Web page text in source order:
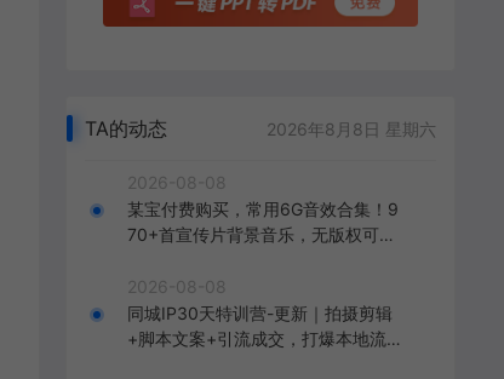
TA的动态 2026年8月8日 星期六
2026-08-08
某宝付费购买，常用6G音效合集！9
70+首宣传片背景音乐，无版权可商
2026-08-08
同城IP30天特训营-更新｜拍摄剪辑
+脚本文案+引流成交，打爆本地流量